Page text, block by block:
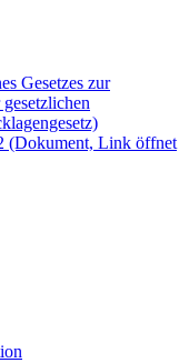
Gesetzes zur
(Dokument, Link öffnet